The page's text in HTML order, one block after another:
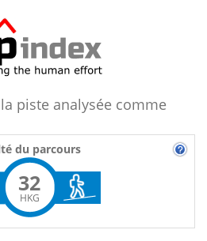
piste analysée comme
du parcours
32
HKG